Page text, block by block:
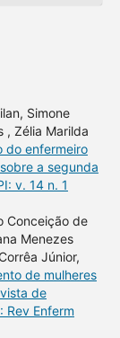
Simone
, Zélia Marilda
do enfermeiro
a segunda
v. 14 n. 1
Conceição de
Menezes
Júnior,
de mulheres
de
Rev Enferm